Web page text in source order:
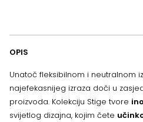
OPIS
Unatoč fleksibilnom i neutralnom
najefekasnijeg izraza doči u
proizvoda. Kolekciju Stige tvore
svijetlog dizajna, kojim čete